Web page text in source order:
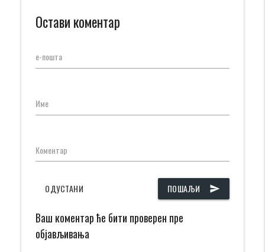
Остави коментар
е-пошта
Име
Коментар
ПОШАЉИ send
ОДУСТАНИ
Ваш коментар ће бити проверен пре
објављивања